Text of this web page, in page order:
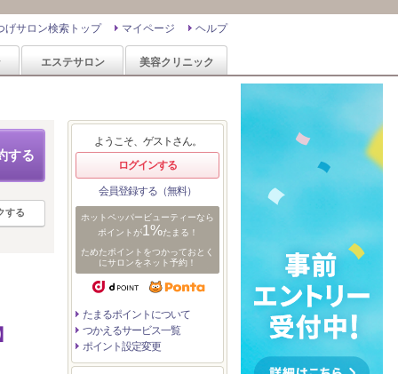
ヘルプ
マイページ
げサロン検索トップ
エステサロン 美容クリニック
する
する
ようこそ、ゲストさん。
ログインする
会員登録する（無料）
ホットペッパービューティーなら
ポイントが1%たまる！
ためたポイントをつかっておとく
にサロンをネット予約！
たまるポイントについて
つかえるサービス一覧
ポイント設定変更